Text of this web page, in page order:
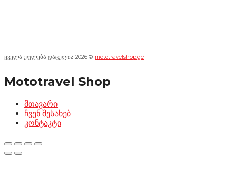
ყველა უფლება დაცულია 2026 © mototravelshop.ge
Mototravel Shop
მთავარი
ჩვენ შესახებ
კონტაკტი